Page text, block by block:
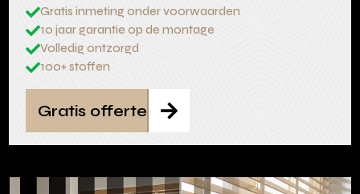
Gratis inmeting onder voorwaarden
10 jaar garantie op de montage
Volledig ontzorgd
100+ stoffen

Gratis offerte